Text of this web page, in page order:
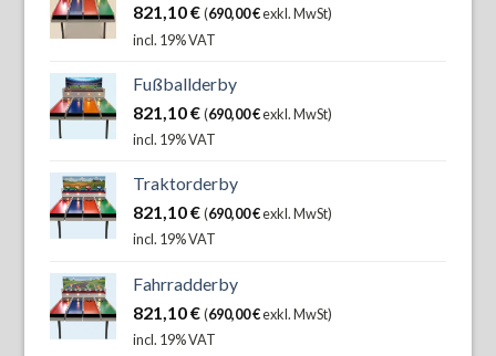
821,10€ (690,00€exkl. MwSt)
incl. 19% VAT
Fußballderby
821,10€ (690,00€exkl. MwSt)
incl. 19% VAT
Traktorderby
821,10€ (690,00€exkl. MwSt)
incl. 19% VAT
Fahrradderby
821,10€ (690,00€exkl. MwSt)
incl. 19% VAT